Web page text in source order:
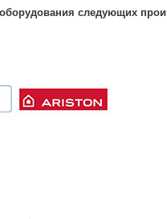
следующих